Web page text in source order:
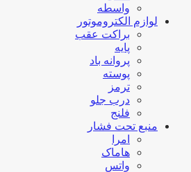
واسطه
لوازم الکتروموتور
براکت عقب
پایه
پروانه باد
پوسته
ترمز
درب جلو
فلنج
منبع تحت فشار
امرا
هاماک
واتس